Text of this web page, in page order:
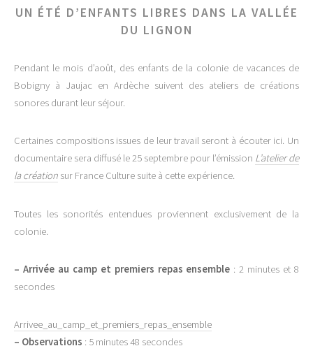
UN ÉTÉ D’ENFANTS LIBRES DANS LA VALLÉE
DU LIGNON
Pendant le mois d’août, des enfants de la colonie de vacances de
Bobigny à Jaujac en Ardèche suivent des ateliers de créations
sonores durant leur séjour.
Certaines compositions issues de leur travail seront à écouter ici. Un
documentaire sera diffusé le 25 septembre pour l’émission L’atelier de
la création sur France Culture suite à cette expérience.
Toutes les sonorités entendues proviennent exclusivement de la
colonie.
– Arrivée au camp et premiers repas ensemble : 2 minutes et 8
secondes
Arrivee_au_camp_et_premiers_repas_ensemble
– Observations : 5 minutes 48 secondes